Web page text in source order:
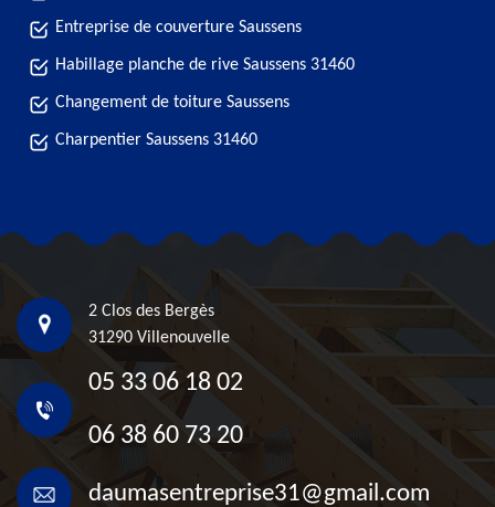
Entreprise de couverture Saussens
Habillage planche de rive Saussens 31460
Changement de toiture Saussens
Charpentier Saussens 31460
2 Clos des Bergès
31290 Villenouvelle
05 33 06 18 02
06 38 60 73 20
daumasentreprise31@gmail.com